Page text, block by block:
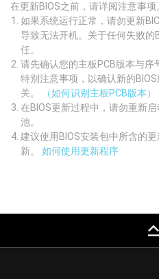
在更新BIOS之前，请详阅注意事项
如果系统运行正常，请勿更新
导致无法开机。关于任何失败的
任。
请先确认您的主板PCB版本与序
特别注意事项，以确认新的
关。
（如何识别主板PCB版本）
在BIOS更新过程中，请勿重新
池。
建议使用BIOS安装包中所含的
新。 如何使用更新程序
keyboard_capslock